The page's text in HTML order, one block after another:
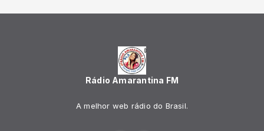
Rádio Amarantina FM
A melhor web rádio do Brasil.